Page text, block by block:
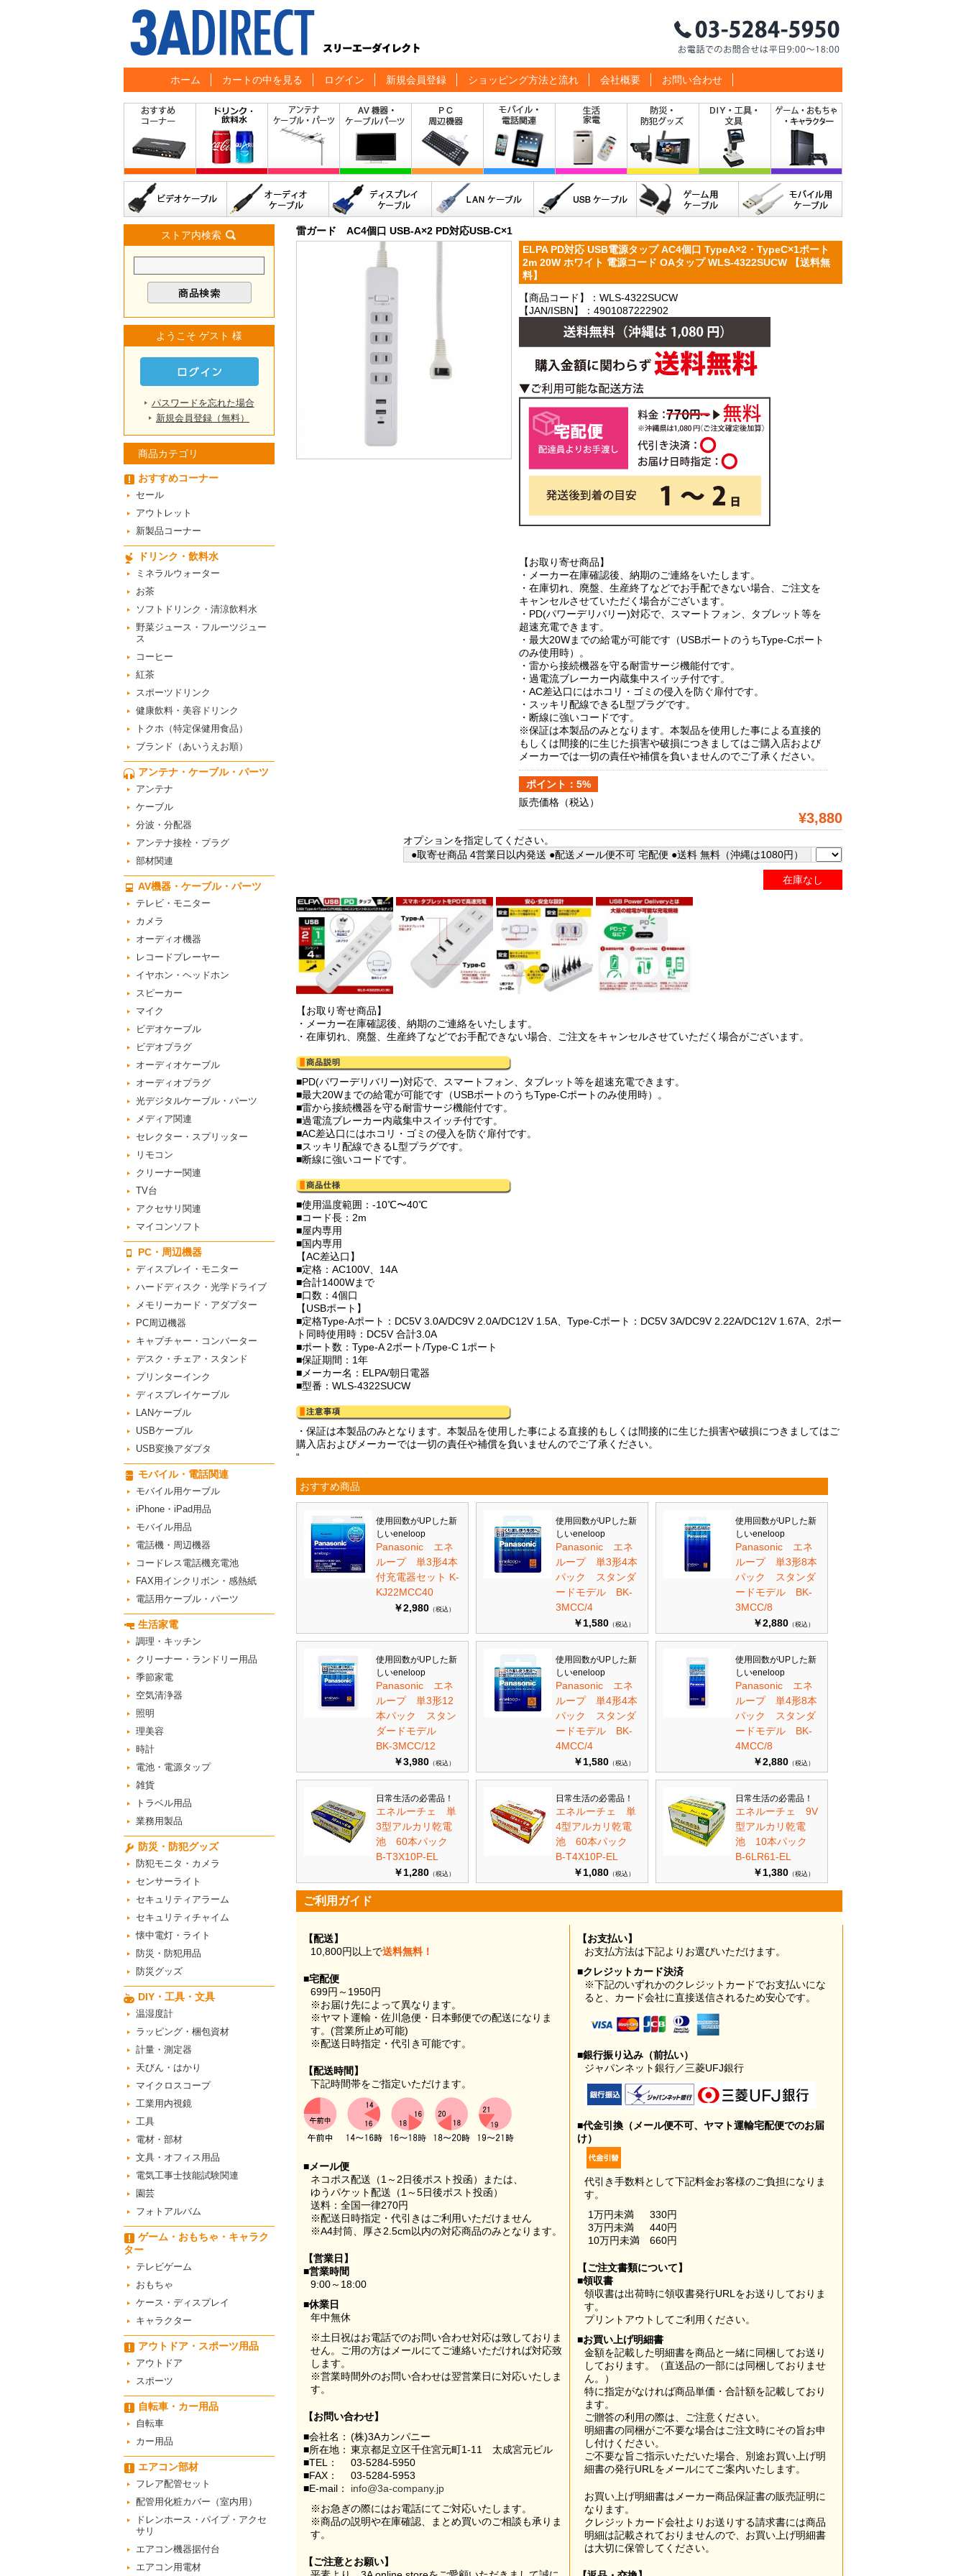
ホーム カートの中を見る ログイン 新規会員登録 ショッピング方法と流れ 会社概要 お問い合わせ
ストア内検索
ようこそ ゲスト 様
パスワードを忘れた場合
新規会員登録（無料）
商品カテゴリ
おすすめコーナー
セール
アウトレット
新製品コーナー
ドリンク・飲料水
ミネラルウォーター
お茶
ソフトドリンク・清涼飲料水
野菜ジュース・フルーツジュー
ス
コーヒー
紅茶
スポーツドリンク
健康飲料・美容ドリンク
トクホ（特定保健用食品）
ブランド（あいうえお順）
アンテナ・ケーブル・パーツ
アンテナ
ケーブル
分波・分配器
アンテナ接栓・プラグ
部材関連
AV機器・ケーブル・パーツ
テレビ・モニター
カメラ
オーディオ機器
レコードプレーヤー
イヤホン・ヘッドホン
スピーカー
マイク
ビデオケーブル
ビデオプラグ
オーディオケーブル
オーディオプラグ
光デジタルケーブル・パーツ
メディア関連
セレクター・スプリッター
リモコン
クリーナー関連
TV台
アクセサリ関連
マイコンソフト
PC・周辺機器
ディスプレイ・モニター
ハードディスク・光学ドライブ
メモリーカード・アダプター
PC周辺機器
キャプチャー・コンバーター
デスク・チェア・スタンド
プリンターインク
ディスプレイケーブル
LANケーブル
USBケーブル
USB変換アダプタ
モバイル・電話関連
モバイル用ケーブル
iPhone・iPad用品
モバイル用品
電話機・周辺機器
コードレス電話機充電池
FAX用インクリボン・感熱紙
電話用ケーブル・パーツ
生活家電
調理・キッチン
クリーナー・ランドリー用品
季節家電
空気清浄器
照明
理美容
時計
電池・電源タップ
雑貨
トラベル用品
業務用製品
防災・防犯グッズ
防犯モニタ・カメラ
センサーライト
セキュリティアラーム
セキュリティチャイム
懐中電灯・ライト
防災・防犯用品
防災グッズ
DIY・工具・文具
温湿度計
ラッピング・梱包資材
計量・測定器
天びん・はかり
マイクロスコープ
工業用内視鏡
工具
電材・部材
文具・オフィス用品
電気工事士技能試験関連
園芸
フォトアルバム
ゲーム・おもちゃ・キャラク
ター
テレビゲーム
おもちゃ
ケース・ディスプレイ
キャラクター
アウトドア・スポーツ用品
アウトドア
スポーツ
自転車・カー用品
自転車
カー用品
エアコン部材
フレア配管セット
配管用化粧カバー（室内用）
ドレンホース・パイプ・アクセ
サリ
エアコン機器据付台
エアコン用電材
雷ガード AC4個口 USB-A×2 PD対応USB-C×1
ELPA PD対応 USB電源タップ AC4個口 TypeA×2・TypeC×1ポート
2m 20W ホワイト 電源コード OAタップ WLS-4322SUCW 【送料無
料】
【商品コード】：WLS-4322SUCW
【JAN/ISBN】：4901087222902
【お取り寄せ商品】
・メーカー在庫確認後、納期のご連絡をいたします。
・在庫切れ、廃盤、生産終了などでお手配できない場合、ご注文を
キャンセルさせていただく場合がございます。
・PD(パワーデリバリー)対応で、スマートフォン、タブレット等を
超速充電できます。
・最大20Wまでの給電が可能です（USBポートのうちType-Cポート
のみ使用時）。
・雷から接続機器を守る耐雷サージ機能付です。
・過電流ブレーカー内蔵集中スイッチ付です。
・AC差込口にはホコリ・ゴミの侵入を防ぐ扉付です。
・スッキリ配線できるL型プラグです。
・断線に強いコードです。
※保証は本製品のみとなります。本製品を使用した事による直接的
もしくは間接的に生じた損害や破損につきましてはご購入店および
メーカーでは一切の責任や補償を負いませんのでご了承ください。
ポイント：5%
販売価格 （税込）
¥3,880
オプションを指定してください。
●取寄せ商品 4営業日以内発送 ●配送メール便不可 宅配便 ●送料 無料（沖縄は1080円）
在庫なし
【お取り寄せ商品】
・メーカー在庫確認後、納期のご連絡をいたします。
・在庫切れ、廃盤、生産終了などでお手配できない場合、ご注文をキャンセルさせていただく場合がございます。
■PD(パワーデリバリー)対応で、スマートフォン、タブレット等を超速充電できます。
■最大20Wまでの給電が可能です（USBポートのうちType-Cポートのみ使用時）。
■雷から接続機器を守る耐雷サージ機能付です。
■過電流ブレーカー内蔵集中スイッチ付です。
■AC差込口にはホコリ・ゴミの侵入を防ぐ扉付です。
■スッキリ配線できるL型プラグです。
■断線に強いコードです。
■使用温度範囲：-10℃〜40℃
■コード長：2m
■屋内専用
■国内専用
【AC差込口】
■定格：AC100V、14A
■合計1400Wまで
■口数：4個口
【USBポート】
■定格Type-Aポート：DC5V 3.0A/DC9V 2.0A/DC12V 1.5A、Type-Cポート：DC5V 3A/DC9V 2.22A/DC12V 1.67A、2ポー
ト同時使用時：DC5V 合計3.0A
■ポート数：Type-A 2ポート/Type-C 1ポート
■保証期間：1年
■メーカー名：ELPA/朝日電器
■型番：WLS-4322SUCW
・保証は本製品のみとなります。本製品を使用した事による直接的もしくは間接的に生じた損害や破損につきましてはご
購入店およびメーカーでは一切の責任や補償を負いませんのでご了承ください。
“
おすすめ商品
使用回数がUPした新
しいeneloop
Panasonic エネ
ループ 単3形4本
付充電器セット K-
KJ22MCC40
￥2,980 （税込）
使用回数がUPした新
しいeneloop
Panasonic エネ
ループ 単3形4本
パック スタンダ
ードモデル BK-
3MCC/4
￥1,580 （税込）
使用回数がUPした新
しいeneloop
Panasonic エネ
ループ 単3形8本
パック スタンダ
ードモデル BK-
3MCC/8
￥2,880 （税込）
使用回数がUPした新
しいeneloop
Panasonic エネ
ループ 単3形12
本パック スタン
ダードモデル
BK-3MCC/12
￥3,980 （税込）
使用回数がUPした新
しいeneloop
Panasonic エネ
ループ 単4形4本
パック スタンダ
ードモデル BK-
4MCC/4
￥1,580 （税込）
使用回数がUPした新
しいeneloop
Panasonic エネ
ループ 単4形8本
パック スタンダ
ードモデル BK-
4MCC/8
￥2,880 （税込）
日常生活の必需品！
エネルーチェ 単
3型アルカリ乾電
池 60本パック
B-T3X10P-EL
￥1,280 （税込）
日常生活の必需品！
エネルーチェ 単
4型アルカリ乾電
池 60本パック
B-T4X10P-EL
￥1,080 （税込）
日常生活の必需品！
エネルーチェ 9V
型アルカリ乾電
池 10本パック
B-6LR61-EL
￥1,380 （税込）
ご利用ガイド
【配送】
10,800円以上で送料無料！
■宅配便
699円～1950円
※お届け先によって異なります。
※ヤマト運輸・佐川急便・日本郵便での配送になりま
す。(営業所止め可能)
※配送日時指定・代引き可能です。
【配送時間】
下記時間帯をご指定いただけます。
■メール便
ネコポス配送（1～2日後ポスト投函）または、
ゆうパケット配送（1～5日後ポスト投函）
送料：全国一律270円
※配送日時指定・代引きはご利用いただけません
※A4封筒、厚さ2.5cm以内の対応商品のみとなります。
【営業日】
■営業時間
9:00～18:00
■休業日
年中無休
※土日祝はお電話でのお問い合わせ対応は致しておりま
せん。ご用の方はメールにてご連絡いただければ対応致
します。
※営業時間外のお問い合わせは翌営業日に対応いたしま
す。
【お問い合わせ】
■会社名： (株)3Aカンパニー
■所在地： 東京都足立区千住宮元町1-11 太成宮元ビル
■TEL：
03-5284-5950
■FAX：
03-5284-5953
■E-mail：
info@3a-company.jp
※お急ぎの際にはお電話にてご対応いたします。
※商品の説明や在庫確認、まとめ買いのご相談も承りま
す。
【ご注意とお願い】
【お支払い】
お支払方法は下記よりお選びいただけます。
■クレジットカード決済
※下記のいずれかのクレジットカードでお支払いにな
ると、カード会社に直接送信されるため安心です。
■銀行振り込み（前払い）
ジャパンネット銀行／三菱UFJ銀行
■代金引換（メール便不可、ヤマト運輸宅配便でのお届
け）
代引き手数料として下記料金お客様のご負担になりま
す。
1万円未満
330円
3万円未満
440円
10万円未満
660円
【ご注文書類について】
■領収書
領収書は出荷時に領収書発行URLをお送りしておりま
す。
プリントアウトしてご利用ください。
■お買い上げ明細書
金額を記載した明細書を商品と一緒に同梱してお送り
しております。（直送品の一部には同梱しておりませ
ん。）
特に指定がなければ商品単価・合計額を記載しており
ます。
ご贈答の利用の際は、ご注意ください。
明細書の同梱がご不要な場合はご注文時にその旨お申
し付けください。
ご不要な旨ご指示いただいた場合、別途お買い上げ明
細書の発行URLをメールにてご案内いたします。
お買い上げ明細書はメーカー商品保証書の販売証明に
なります。
クレジットカード会社よりお送りする請求書には商品
明細は記載されておりませんので、お買い上げ明細書
は大切に保管してください。